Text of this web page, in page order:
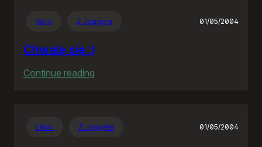
Varia Z Joggera 01/05/2004
Chwalę się :)
Continue reading
Linux Z Joggera 01/05/2004